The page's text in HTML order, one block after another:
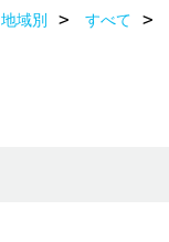
地域別 すべて